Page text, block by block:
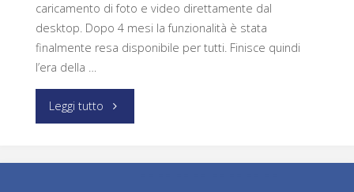
caricamento di foto e video direttamente dal
desktop. Dopo 4 mesi la funzionalità è stata
finalmente resa disponibile per tutti. Finisce quindi
l’era della …
Leggi tutto